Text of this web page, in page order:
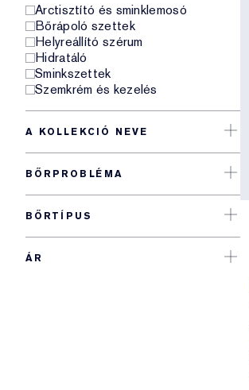
Arctisztító és sminklemosó
Bőrápoló szettek
Helyreállító szérum
Hidratáló
Sminkszettek
Szemkrém és kezelés
A KOLLEKCIÓ NEVE
BŐRPROBLÉMA
BŐRTÍPUS
ÁR